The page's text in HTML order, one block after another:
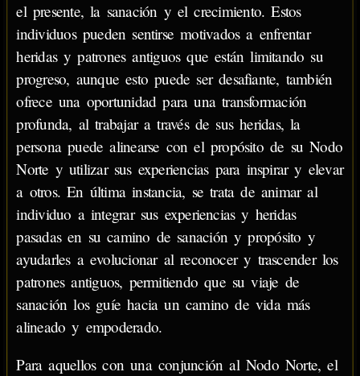
el presente, la sanación y el crecimiento. Estos
individuos pueden sentirse motivados a enfrentar
heridas y patrones antiguos que están limitando su
progreso, aunque esto puede ser desafiante, también
ofrece una oportunidad para una transformación
profunda, al trabajar a través de sus heridas, la
persona puede alinearse con el propósito de su Nodo
Norte y utilizar sus experiencias para inspirar y elevar
a otros. En última instancia, se trata de animar al
individuo a integrar sus experiencias y heridas
pasadas en su camino de sanación y propósito y
ayudarles a evolucionar al reconocer y trascender los
patrones antiguos, permitiendo que su viaje de
sanación los guíe hacia un camino de vida más
alineado y empoderado.
Para aquellos con una conjunción al Nodo Norte, el